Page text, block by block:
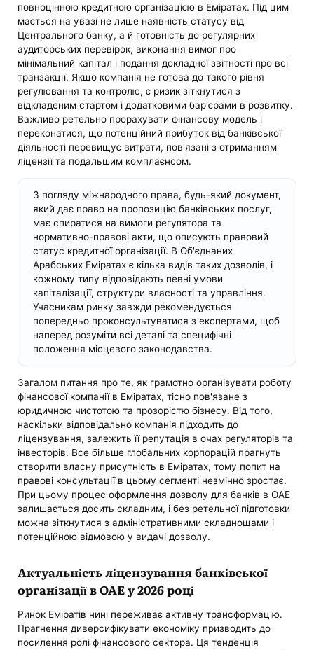
повноцінною кредитною організацією в Еміратах. Під цим
мається на увазі не лише наявність статусу від
Центрального банку, а й готовність до регулярних
аудиторських перевірок, виконання вимог про
мінімальний капітал і подання докладної звітності про всі
транзакції. Якщо компанія не готова до такого рівня
регулювання та контролю, є ризик зіткнутися з
відкладеним стартом і додатковими бар'єрами в розвитку.
Важливо ретельно прорахувати фінансову модель і
переконатися, що потенційний прибуток від банківської
діяльності перевищує витрати, пов'язані з отриманням
ліцензії та подальшим комплаєнсом.
З погляду міжнародного права, будь-який документ,
який дає право на пропозицію банківських послуг,
має спиратися на вимоги регулятора та
нормативно-правові акти, що описують правовий
статус кредитної організації. В Об'єднаних
Арабських Еміратах є кілька видів таких дозволів, і
кожному типу відповідають певні умови
капіталізації, структури власності та управління.
Учасникам ринку завжди рекомендується
попередньо проконсультуватися з експертами, щоб
наперед розуміти всі деталі та специфічні
положення місцевого законодавства.
Загалом питання про те, як грамотно організувати роботу
фінансової компанії в Еміратах, тісно пов'язане з
юридичною чистотою та прозорістю бізнесу. Від того,
наскільки відповідально компанія підходить до
ліцензування, залежить її репутація в очах регуляторів та
інвесторів. Все більше глобальних корпорацій прагнуть
створити власну присутність в Еміратах, тому попит на
правові консультації в цьому сегменті незмінно зростає.
При цьому процес оформлення дозволу для банків в ОАЕ
залишається досить складним, і без ретельної підготовки
можна зіткнутися з адміністративними складнощами і
потенційною відмовою у видачі дозволу.
Актуальність ліцензування банківської
організації в ОАЕ у 2026 році
Ринок Еміратів нині переживає активну трансформацію.
Прагнення диверсифікувати економіку призводить до
посилення ролі фінансового сектора. Ця тенденція